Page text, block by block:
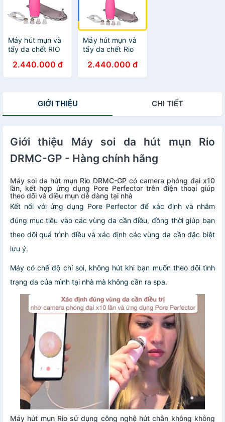
Máy hút mụn và
tẩy da chết RIO
2.440.000 đ
Máy hút mụn và
tẩy da chết Rio
chính hãng
2.440.000 đ
GIỚI THIỆU CHI TIẾT
Giới thiệu Máy soi da hút mụn Rio
DRMC-GP - Hàng chính hãng
Máy soi da hút mụn Rio DRMC-GP có camera phóng đại x10
lần, kết hợp ứng dụng Pore Perfector trên điện thoại giúp
theo dõi và điều mụn dễ dàng tại nhà
Kết nối với ứng dụng Pore Perfector để xác định và nhắm
đúng mục tiêu vào các vùng da cần điều, đồng thời giúp bạn
theo dõi quá trình điều và xác định các vùng da cần đặc biệt
lưu ý.
Máy có chế độ chỉ soi, không hút khi bạn muốn theo dõi tình
trạng da của mình tại nhà mà không cần ra spa.
Máy hút mụn Rio sử dụng công nghệ hút chân không không